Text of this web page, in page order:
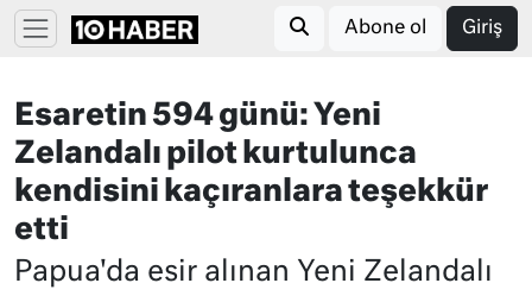
Abone ol Giriş
Esaretin 594 günü: Yeni
Zelandalı pilot kurtulunca
kendisini kaçıranlara teşekkür
etti
Papua'da esir alınan Yeni Zelandalı